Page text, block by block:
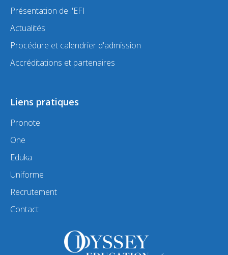
Présentation de l'EFI
Actualités
Procédure et calendrier d'admission
Accréditations et partenaires
Liens pratiques
Pronote
One
Eduka
Uniforme
Recrutement
Contact